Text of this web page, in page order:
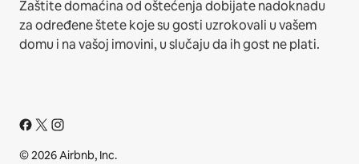
Zaštite domaćina od oštećenja dobijate nadoknadu
za određene štete koje su gosti uzrokovali u vašem
domu i na vašoj imovini, u slučaju da ih gost ne plati.
© 2026 Airbnb, Inc.